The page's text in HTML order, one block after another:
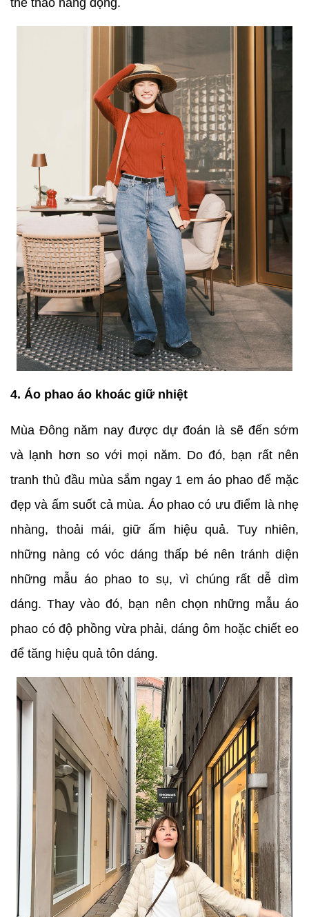
4. Áo phao áo khoác giữ nhiệt
Mùa Đông năm nay được dự đoán là sẽ đến sớm
và lạnh hơn so với mọi năm. Do đó, bạn rất nên
tranh thủ đầu mùa sắm ngay 1 em áo phao để mặc
đẹp và ấm suốt cả mùa. Áo phao có ưu điểm là nhẹ
nhàng, thoải mái, giữ ấm hiệu quả. Tuy nhiên,
những nàng có vóc dáng thấp bé nên tránh diện
những mẫu áo phao to sụ, vì chúng rất dễ dìm
dáng. Thay vào đó, bạn nên chọn những mẫu áo
phao có độ phồng vừa phải, dáng ôm hoặc chiết eo
để tăng hiệu quả tôn dáng.